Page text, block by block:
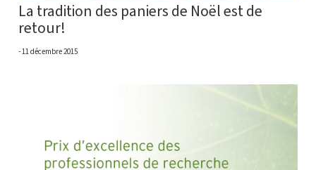
La tradition des paniers de Noël est de
retour!
11 décembre 2015